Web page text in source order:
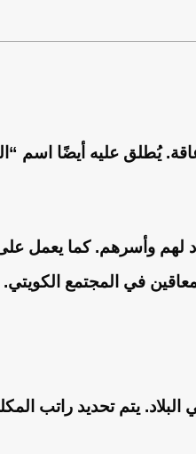
يُطلق عليه أيضًا اسم
لهم وأسرهم. كما يعمل
في المجتمع الكويتي.
يتم تحديد راتب